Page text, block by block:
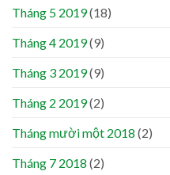
Tháng 5 2019(18)
Tháng 4 2019(9)
Tháng 3 2019(9)
Tháng 2 2019(2)
Tháng mười một 2018 (2)
Tháng 7 2018 (2)